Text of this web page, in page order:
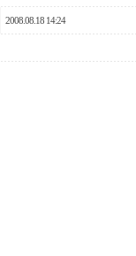
2008.08.18 14:24